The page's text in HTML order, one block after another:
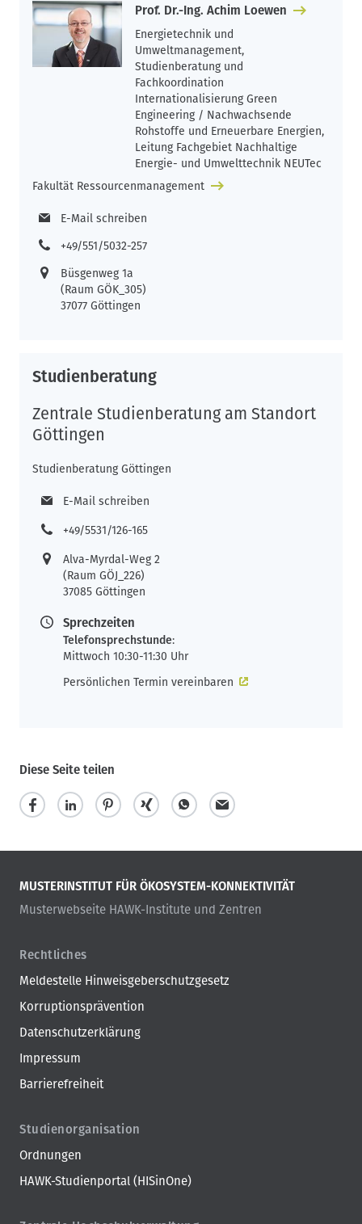
Prof. Dr.-Ing. Achim Loewen
Energietechnik und
Umweltmanagement,
Studienberatung und
Fachkoordination
Internationalisierung Green
Engineering / Nachwachsende
Rohstoffe und Erneuerbare Energien,
Leitung Fachgebiet Nachhaltige
Energie- und Umwelttechnik NEUTec
Fakultät Ressourcenmanagement
E-Mail schreiben
+49/551/5032-257
Büsgenweg 1a
(Raum GÖK_305)
37077 Göttingen
Studienberatung
Zentrale Studienberatung am Standort
Göttingen
Studienberatung Göttingen
E-Mail schreiben
+49/5531/126-165
Alva-Myrdal-Weg 2
(Raum GÖJ_226)
37085 Göttingen
Sprechzeiten
Telefonsprechstunde:
Mittwoch 10:30-11:30 Uhr
Persönlichen Termin vereinbaren
Diese Seite teilen
MUSTERINSTITUT FÜR ÖKOSYSTEM-KONNEKTIVITÄT
Musterwebseite HAWK-Institute und Zentren
Rechtliches
Meldestelle Hinweisgeberschutzgesetz
Korruptionsprävention
Datenschutzerklärung
Impressum
Barrierefreiheit
Studienorganisation
Ordnungen
HAWK-Studienportal (HISinOne)